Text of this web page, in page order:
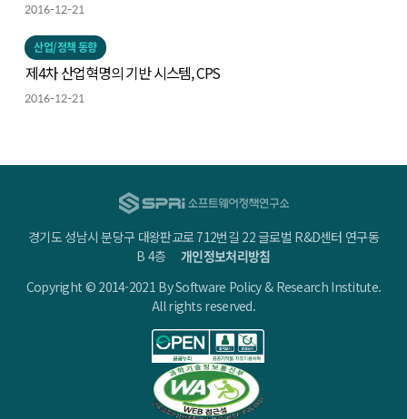
2016-12-21
산업/정책 동향
제4차 산업혁명의 기반 시스템, CPS
2016-12-21
경기도 성남시 분당구 대왕판교로 712번길 22 글로벌 R&D센터 연구동
B 4층개인정보처리방침
Copyright © 2014-2021 By Software Policy & Research Institute.
All rights reserved.